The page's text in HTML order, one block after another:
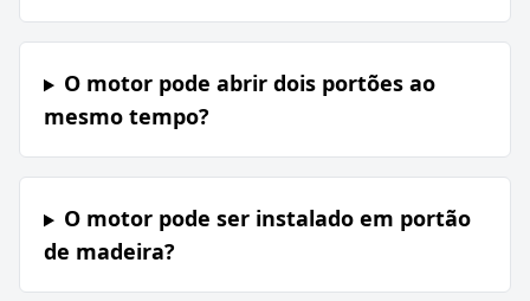
O motor pode abrir dois portões ao
mesmo tempo?
O motor pode ser instalado em portão
de madeira?